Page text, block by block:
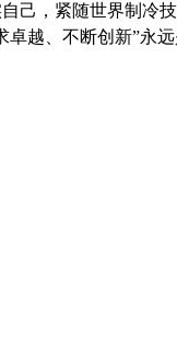
己，紧随世界制冷
卓越、不断创新”永